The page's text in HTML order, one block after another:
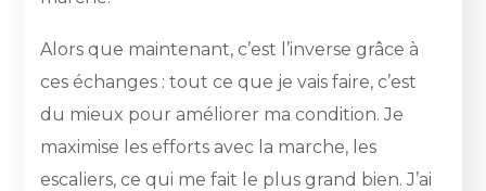
Alors que maintenant, c’est l’inverse grâce à
ces échanges : tout ce que je vais faire, c’est
du mieux pour améliorer ma condition. Je
maximise les efforts avec la marche, les
escaliers, ce qui me fait le plus grand bien. J’ai